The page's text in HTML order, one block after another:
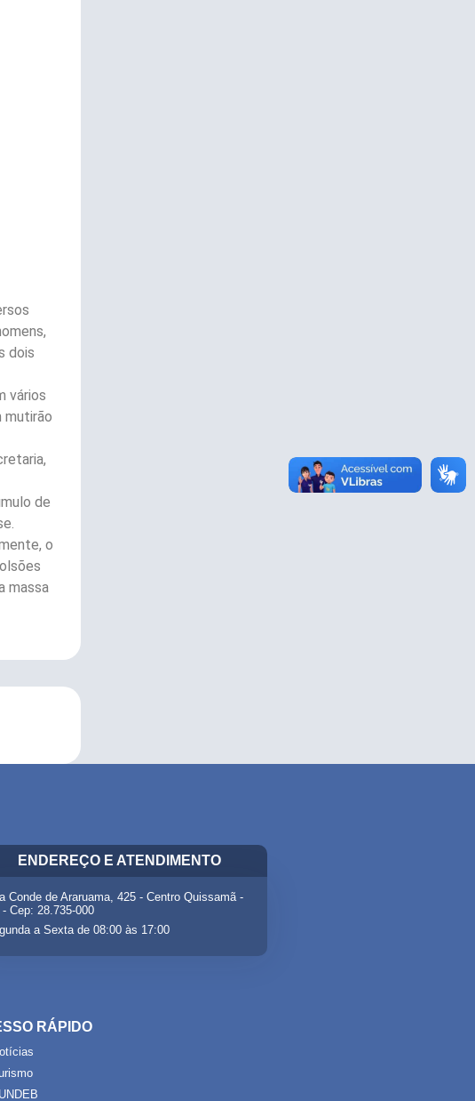
dois
vários
mutirão
de
o
massa
ENDEREÇO E ATENDIMENTO
Conde de Araruama, 425 - Centro Quissamã -
- Cep: 28.735-000
a Sexta de 08:00 às 17:00
RÁPIDO